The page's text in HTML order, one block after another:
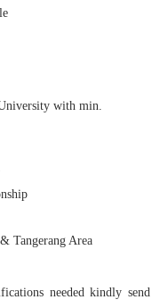
with min.
Tangerang Area
needed kindly send